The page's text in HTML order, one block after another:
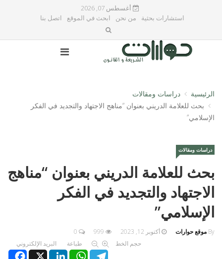
أغسطس 07, 2026
استشارات بحثية
من نحن ابحث في الموقع اتصل بنا
الرئيسية
دراسات ومقالات
بحث للعلامة الدريني بعنوان “مناهج الاجتهاد والتجديد في الفكر
الإسلامي”
دراسات ومقالات
بحث للعلامة الدريني بعنوان “مناهج
الاجتهاد والتجديد في الفكر
الإسلامي”
By موقع حوارات أكتوبر 12, 2023
0
حجم الخط
طباعة
البريد الإلكتروني
XLinkedInWhatsAppTelegram